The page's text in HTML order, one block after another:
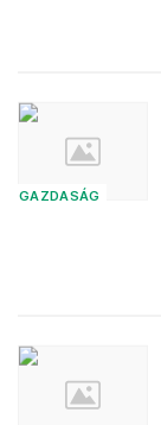
GAZDASÁG